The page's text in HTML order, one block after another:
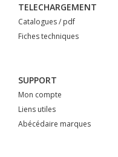
TELECHARGEMENT
Catalogues / pdf
Fiches techniques
SUPPORT
Mon compte
Liens utiles
Abécédaire marques